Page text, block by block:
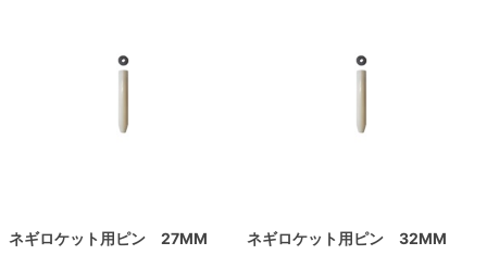
ネギロケット用ピン 27MM ネギロケット用ピン 32MM